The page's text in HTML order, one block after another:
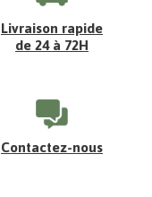
Livraison rapide
de 24 à 72H
Contactez-nous